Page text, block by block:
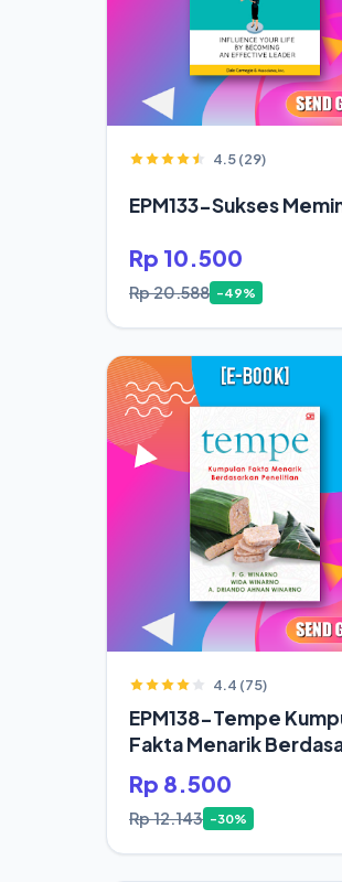
4.5 (29)
EPM133-Sukses
Rp 10.500
Rp 20.588 -49%
4.4 (75)
EPM138-Tempe
Fakta Menarik
Rp 8.500
Rp 12.143 -30%